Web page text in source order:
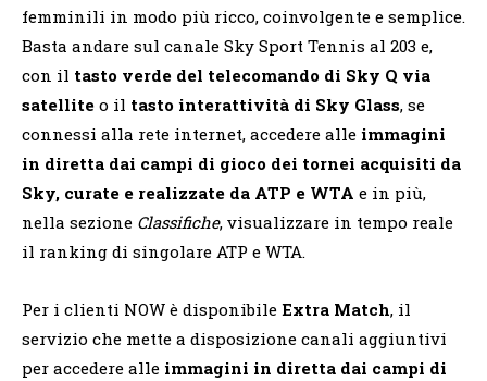
femminili in modo più ricco, coinvolgente e semplice.
Basta andare sul canale Sky Sport Tennis al 203 e,
con il tasto verde del telecomando di Sky Q via
satellite o il tasto interattività di Sky Glass, se
connessi alla rete internet, accedere alle immagini
in diretta dai campi di gioco dei tornei acquisiti da
Sky, curate e realizzate da ATP e WTA e in più,
nella sezione Classifiche, visualizzare in tempo reale
il ranking di singolare ATP e WTA.
Per i clienti NOW è disponibile Extra Match, il
servizio che mette a disposizione canali aggiuntivi
per accedere alle immagini in diretta dai campi di